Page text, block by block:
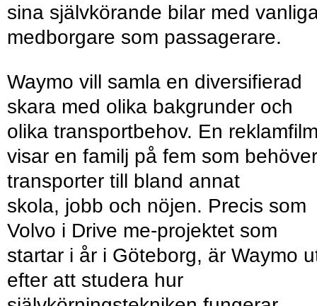
sina självkörande bilar med
medborgare som passagerare.
Waymo vill samla en diversifierad
skara med olika bakgrunder och
olika transportbehov. En
visar en familj på fem som behöver
transporter till bland annat
skola, jobb och nöjen. Precis som
Volvo i Drive me-projektet som
startar i år i Göteborg, är Waymo
efter att studera hur